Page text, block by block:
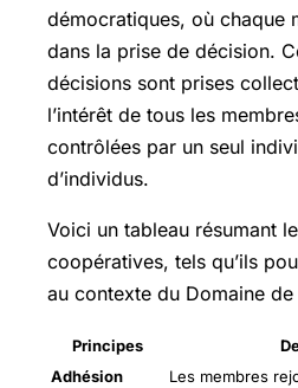
démocratiques, où chaque
dans la prise de décision.
décisions sont prises
l’intérêt de tous les
contrôlées par un seul
d’individus.
Voici un tableau résumant
coopératives, tels qu’ils
au contexte du Domaine
Principes
Adhésion
Les membres